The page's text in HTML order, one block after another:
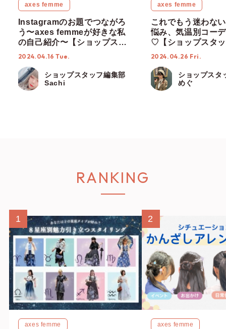
axes femme
Instagramのお題でつながろ
う〜axes femmeが好きな私
の自己紹介〜【ショップスタ
ッフ編集部】
2024.04.16 Tue.
ショップスタッフ編集部
Sachi
axes femme
これでもう迷わな
悩み、気温別コー
♡【ショップスタ
部】
2024.04.26 Fri.
ショップスタ
めぐ
RANKING
1
axes femme
2
axes femme